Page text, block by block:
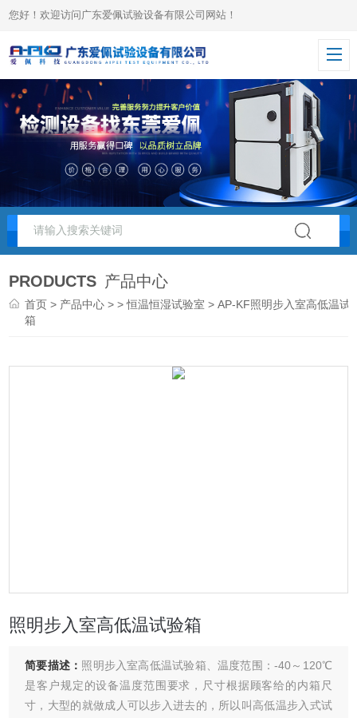
您好！欢迎访问广东爱佩试验设备有限公司网站！
PRODUCTS 产品中心
首页 > 产品中心 > >恒温恒湿试验室 > AP-KF照明步入室高低温试
箱
照明步入室高低温试验箱
简要描述： 照明步入室高低温试验箱、温度范围：-40～120℃
是客户规定的设备温度范围要求，尺寸根据顾客给的内箱尺
寸，大型的就做成人可以步入进去的，所以叫高低温步入式试